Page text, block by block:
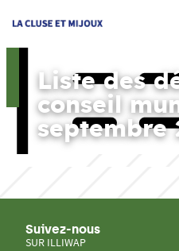
Liste des
conseil
septembre
Suivez-nous
SUR ILLIWAP